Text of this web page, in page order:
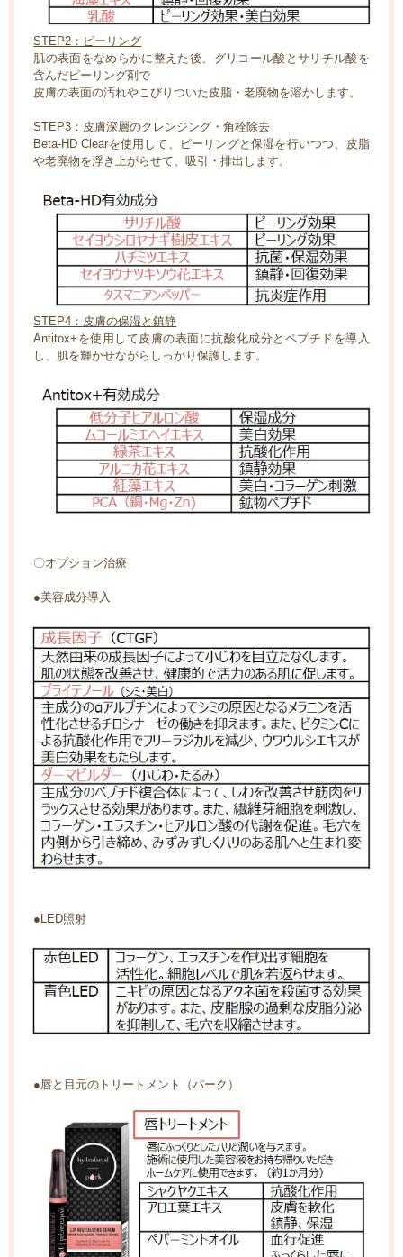
STEP2：ピーリング
肌の表面をなめらかに整えた後、グリコール酸とサリチル酸を
含んだピーリング剤で
皮膚の表面の汚れやこびりついた皮脂・老廃物を溶かします。
STEP3：皮膚深層のクレンジング・角栓除去
Beta-HD Clearを使用して、ピーリングと保湿を行いつつ、皮脂
や老廃物を浮き上がらせて、吸引・排出します。
STEP4：皮膚の保湿と鎮静
Antitox+を使用して皮膚の表面に抗酸化成分とペプチドを導入
し、肌を輝かせながらしっかり保護します。
〇オプション治療
●美容成分導入
●LED照射
●唇と目元のトリートメント（パーク）